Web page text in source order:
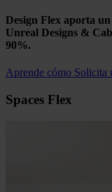
Design Flex aporta
Unreal Designs &
90%.
Aprende cómo Solicita
Spaces Flex